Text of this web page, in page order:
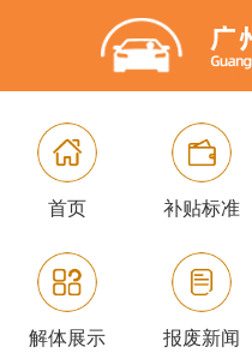
首页 补贴标准
解体展示 报废新闻